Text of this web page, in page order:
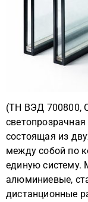
(ТН ВЭД 700800,
состоящая из
между собой по
единую систему.
алюминиевые,
дистанционные